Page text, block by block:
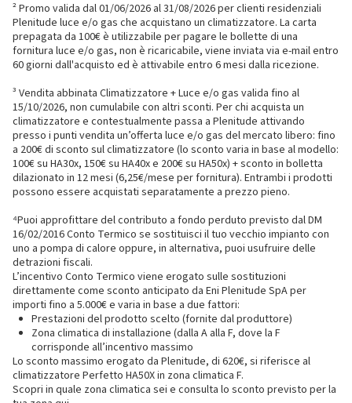
² Promo valida dal 01/06/2026 al 31/08/2026 per clienti residenziali
Plenitude luce e/o gas che acquistano un climatizzatore. La carta
prepagata da 100€ è utilizzabile per pagare le bollette di una
fornitura luce e/o gas, non è ricaricabile, viene inviata via e-mail entro
60 giorni dall'acquisto ed è attivabile entro 6 mesi dalla ricezione.
³ Vendita abbinata Climatizzatore + Luce e/o gas valida fino al
15/10/2026, non cumulabile con altri sconti. Per chi acquista un
climatizzatore e contestualmente passa a Plenitude attivando
presso i punti vendita un’offerta luce e/o gas del mercato libero: fino
a 200€ di sconto sul climatizzatore (lo sconto varia in base al modello:
100€ su HA30x, 150€ su HA40x e 200€ su HA50x) + sconto in bolletta
dilazionato in 12 mesi (6,25€/mese per fornitura). Entrambi i prodotti
possono essere acquistati separatamente a prezzo pieno.
⁴Puoi approfittare del contributo a fondo perduto previsto dal DM
16/02/2016 Conto Termico se sostituisci il tuo vecchio impianto con
uno a pompa di calore oppure, in alternativa, puoi usufruire delle
detrazioni fiscali.
L’incentivo Conto Termico viene erogato sulle sostituzioni
direttamente come sconto anticipato da Eni Plenitude SpA per
importi fino a 5.000€ e varia in base a due fattori:
Prestazioni del prodotto scelto (fornite dal produttore)
Zona climatica di installazione (dalla A alla F, dove la F
corrisponde all’incentivo massimo
Lo sconto massimo erogato da Plenitude, di 620€, si riferisce al
climatizzatore Perfetto HA50X in zona climatica F.
Scopri in quale zona climatica sei e consulta lo sconto previsto per la